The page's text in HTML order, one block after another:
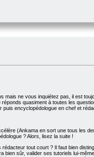
mais ne vous inquiétez pas, il est
quasiment à toutes les
encyclopédologue en chef et
(Ankama en sort une tous les
? Alors, lisez la suite !
tout court ? Il faut bien
sûr, valider ses tutoriels lui-